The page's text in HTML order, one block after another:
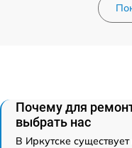
Почему для
выбрать нас
В Иркутске